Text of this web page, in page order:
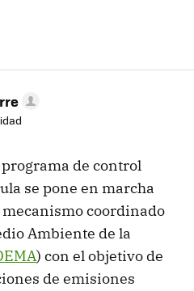
de control
se pone en marcha
coordinado
Ambiente de la
) con el objetivo de
de emisiones